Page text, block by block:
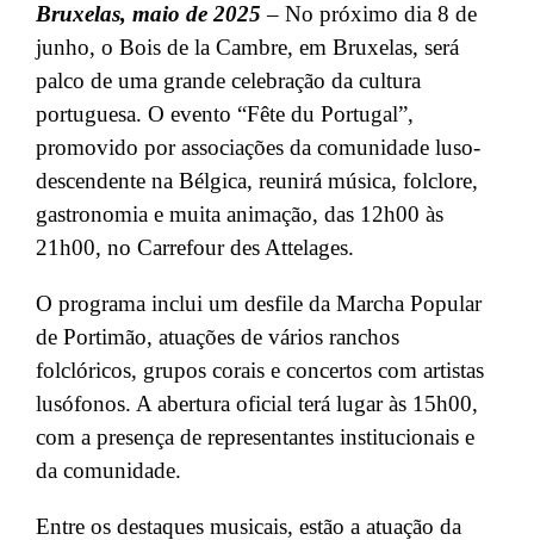
Bruxelas, maio de 2025 – No próximo dia 8 de
junho, o Bois de la Cambre, em Bruxelas, será
palco de uma grande celebração da cultura
portuguesa. O evento “Fête du Portugal”,
promovido por associações da comunidade luso-
descendente na Bélgica, reunirá música, folclore,
gastronomia e muita animação, das 12h00 às
21h00, no Carrefour des Attelages.
O programa inclui um desfile da Marcha Popular
de Portimão, atuações de vários ranchos
folclóricos, grupos corais e concertos com artistas
lusófonos. A abertura oficial terá lugar às 15h00,
com a presença de representantes institucionais e
da comunidade.
Entre os destaques musicais, estão a atuação da